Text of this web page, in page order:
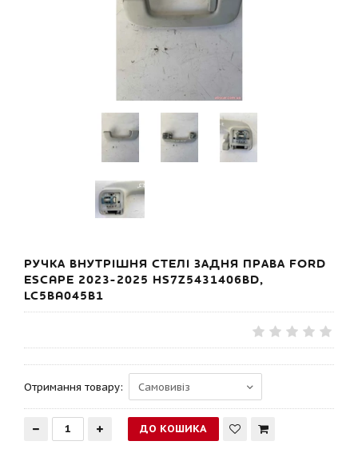
РУЧКА ВНУТРІШНЯ СТЕЛІ ЗАДНЯ ПРАВА FORD
ESCAPE 2023-2025 HS7Z5431406BD,
LC5BA045B1
Отримання товару: